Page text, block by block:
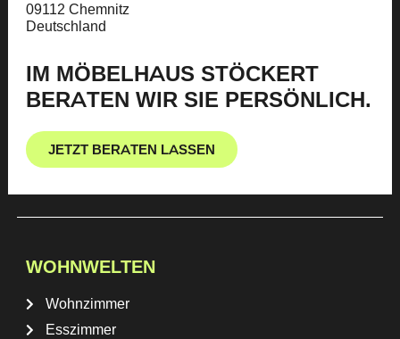
09112 Chemnitz
Deutschland
IM MÖBELHAUS STÖCKERT
BERATEN WIR SIE PERSÖNLICH.
JETZT BERATEN LASSEN
WOHNWELTEN
Wohnzimmer
Esszimmer